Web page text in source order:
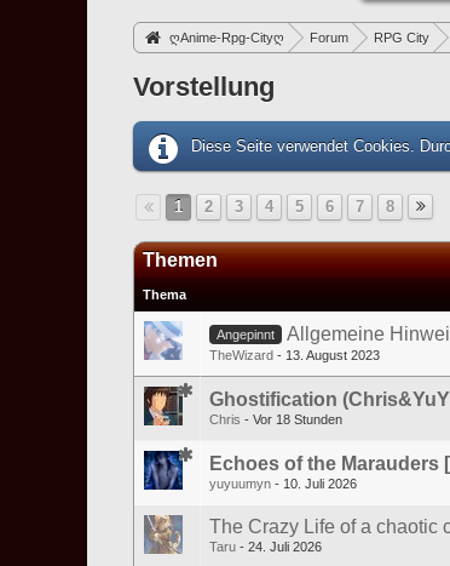
ღAnime-Rpg-Cityღ Forum RPG City
Vorstellung
Diese Seite verwendet Cookies.
1 2 3 4 5 6 7 8
Themen
Thema
Angepinnt Allgemeine
TheWizard 13. August 2023
Ghostification
Chris Vor 18 Stunden
Echoes of the Marauders
yuyuumyn 10. Juli 2026
The Crazy Life of a chaotic
Taru 24. Juli 2026